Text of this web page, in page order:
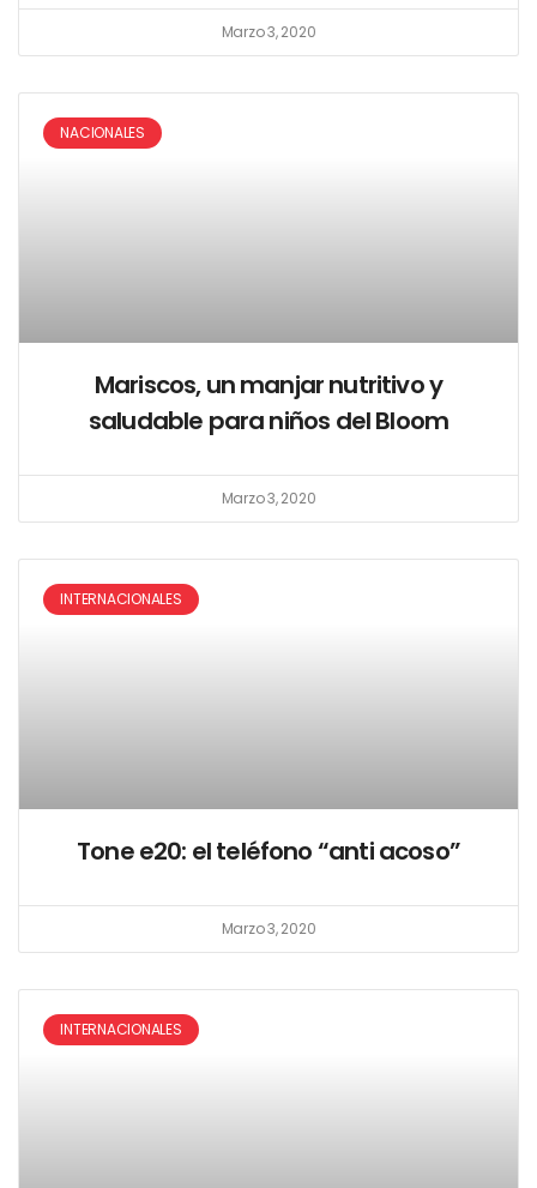
Marzo 3, 2020
NACIONALES
Mariscos, un manjar nutritivo y
saludable para niños del Bloom
Marzo 3, 2020
INTERNACIONALES
Tone e20: el teléfono “anti acoso”
Marzo 3, 2020
INTERNACIONALES